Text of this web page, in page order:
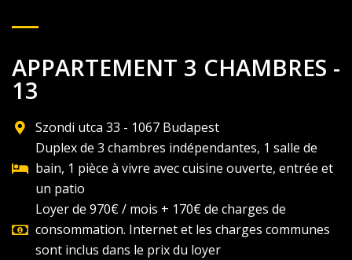
APPARTEMENT 3 CHAMBRES -
13
Szondi utca 33 - 1067 Budapest
Duplex de 3 chambres indépendantes, 1 salle de
bain, 1 pièce à vivre avec cuisine ouverte, entrée et
un patio
Loyer de 970€ / mois + 170€ de charges de
consommation. Internet et les charges communes
sont inclus dans le prix du loyer